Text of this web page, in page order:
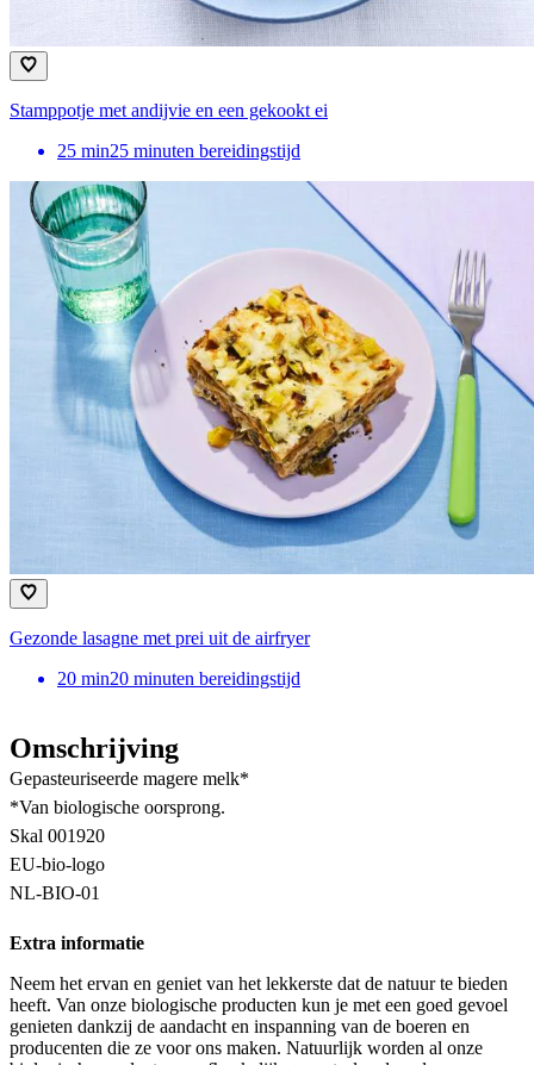
Stamppotje met andijvie en een gekookt ei
25 min25 minuten bereidingstijd
Gezonde lasagne met prei uit de airfryer
20 min20 minuten bereidingstijd
Omschrijving
Gepasteuriseerde magere melk*
*Van biologische oorsprong.
Skal 001920
EU-bio-logo
NL-BIO-01
Extra informatie
Neem het ervan en geniet van het lekkerste dat de natuur te bieden
heeft. Van onze biologische producten kun je met een goed gevoel
genieten dankzij de aandacht en inspanning van de boeren en
producenten die ze voor ons maken. Natuurlijk worden al onze